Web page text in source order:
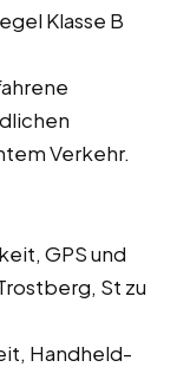
Klasse B
Verkehr.
GPS und
St zu
Handheld-